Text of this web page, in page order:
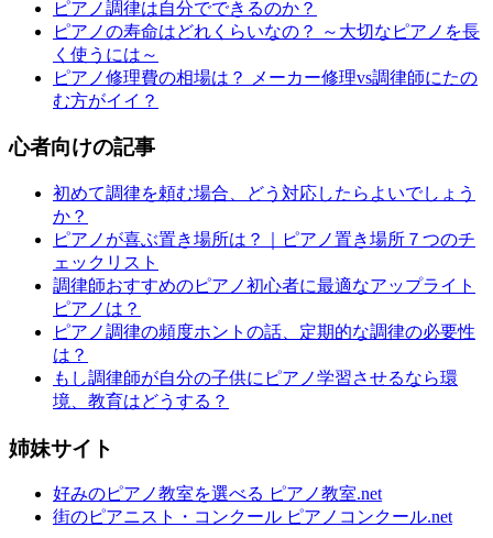
ピアノ調律は自分でできるのか？
ピアノの寿命はどれくらいなの？ ～大切なピアノを長
く使うには～
ピアノ修理費の相場は？ メーカー修理vs調律師にたの
む方がイイ？
心者向けの記事
初めて調律を頼む場合、どう対応したらよいでしょう
か？
ピアノが喜ぶ置き場所は？｜ピアノ置き場所７つのチ
ェックリスト
調律師おすすめのピアノ初心者に最適なアップライト
ピアノは？
ピアノ調律の頻度ホントの話、定期的な調律の必要性
は？
もし調律師が自分の子供にピアノ学習させるなら環
境、教育はどうする？
姉妹サイト
好みのピアノ教室を選べる ピアノ教室.net
街のピアニスト・コンクール ピアノコンクール.net